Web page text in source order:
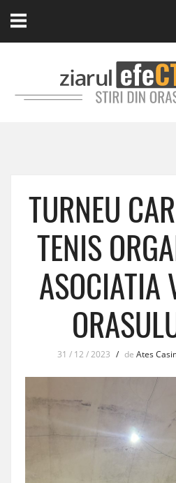
TURNEU
TENIS
ASOCIATIA
31 / 12 / 2023 / de Ates